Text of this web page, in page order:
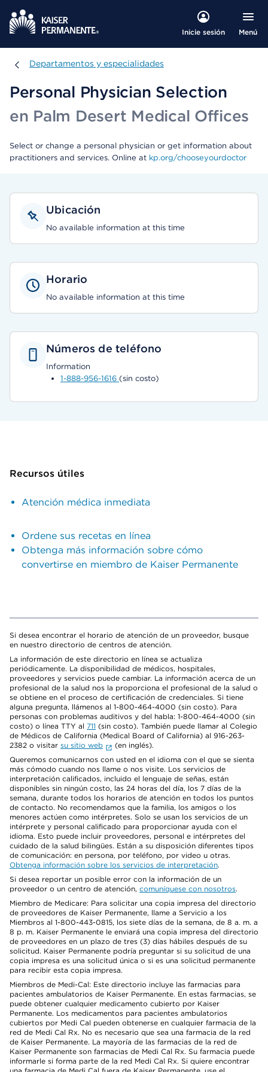
Inicie sesión Menú
Departamentos y especialidades
Departamentos y especialidades
Personal Physician Selection
en Palm Desert Medical Offices
Select or change a personal physician or get information about
practitioners and services. Online at kp.org/chooseyourdoctor
Ubicación
No available information at this time
Horario
No available information at this time
Números de teléfono
Information
1-888-956-1616 (sin costo)
Recursos útiles
Atención médica inmediata
Ordene sus recetas en línea
Obtenga más información sobre cómo
convertirse en miembro de Kaiser Permanente
Si desea encontrar el horario de atención de un proveedor, busque
en nuestro directorio de centros de atención.
La información de este directorio en línea se actualiza
periódicamente. La disponibilidad de médicos, hospitales,
proveedores y servicios puede cambiar. La información acerca de un
profesional de la salud nos la proporciona el profesional de la salud o
se obtiene en el proceso de certificación de credenciales. Si tiene
alguna pregunta, llámenos al 1-800-464-4000 (sin costo). Para
personas con problemas auditivos y del habla: 1-800-464-4000 (sin
costo) o línea TTY al 711 (sin costo). También puede llamar al Colegio
de Médicos de California (Medical Board of California) al 916-263-
2382 o visitar su sitio web
(en inglés).
Queremos comunicarnos con usted en el idioma con el que se sienta
más cómodo cuando nos llame o nos visite. Los servicios de
interpretación calificados, incluido el lenguaje de señas, están
disponibles sin ningún costo, las 24 horas del día, los 7 días de la
semana, durante todos los horarios de atención en todos los puntos
de contacto. No recomendamos que la familia, los amigos o los
menores actúen como intérpretes. Solo se usan los servicios de un
intérprete y personal calificado para proporcionar ayuda con el
idioma. Esto puede incluir proveedores, personal e intérpretes del
cuidado de la salud bilingües. Están a su disposición diferentes tipos
de comunicación: en persona, por teléfono, por video u otras.
Obtenga información sobre los servicios de interpretación.
Si desea reportar un posible error con la información de un
proveedor o un centro de atención, comuníquese con nosotros.
Miembro de Medicare: Para solicitar una copia impresa del directorio
de proveedores de Kaiser Permanente, llame a Servicio a los
Miembros al 1-800-443-0815, los siete días de la semana, de 8 a. m. a
8 p. m. Kaiser Permanente le enviará una copia impresa del directorio
de proveedores en un plazo de tres (3) días hábiles después de su
solicitud. Kaiser Permanente podría preguntar si su solicitud de una
copia impresa es una solicitud única o si es una solicitud permanente
para recibir esta copia impresa.
Miembros de Medi-Cal: Este directorio incluye las farmacias para
pacientes ambulatorios de Kaiser Permanente. En estas farmacias, se
puede obtener cualquier medicamento cubierto por Kaiser
Permanente. Los medicamentos para pacientes ambulatorios
cubiertos por Medi Cal pueden obtenerse en cualquier farmacia de la
red de Medi Cal Rx. No es necesario que sea una farmacia de la red
de Kaiser Permanente. La mayoría de las farmacias de la red de
Kaiser Permanente son farmacias de Medi Cal Rx. Su farmacia puede
informarle si forma parte de la red Medi Cal Rx. Si quiere encontrar